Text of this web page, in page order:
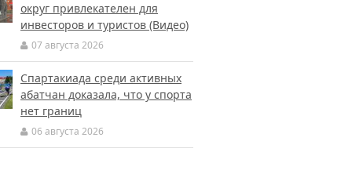
округ привлекателен для
инвесторов и туристов (Видео)
07 августа 2026
Спартакиада среди активных
абатчан доказала, что у спорта
нет границ
06 августа 2026